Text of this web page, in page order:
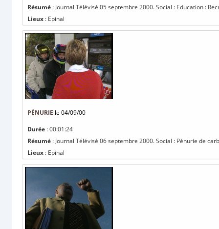
Résumé : Journal Télévisé 05 septembre 2000. Social : Education :
Lieux : Epinal
PÉNURIE le 04/09/00
Durée : 00:01:24
Résumé : Journal Télévisé 06 septembre 2000. Social : Pénurie de
Lieux : Epinal